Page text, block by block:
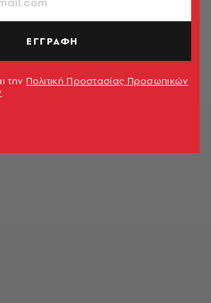
ΕΛΛΑΔΑ
Γιάννα Αγγελοπούλου: Προσκύνημα
στο κελί του Παπαφλέσσα
Newsroom
ΕΓΓΡΑΦΗ
την Πολιτική Προστασίας Προσωπικών